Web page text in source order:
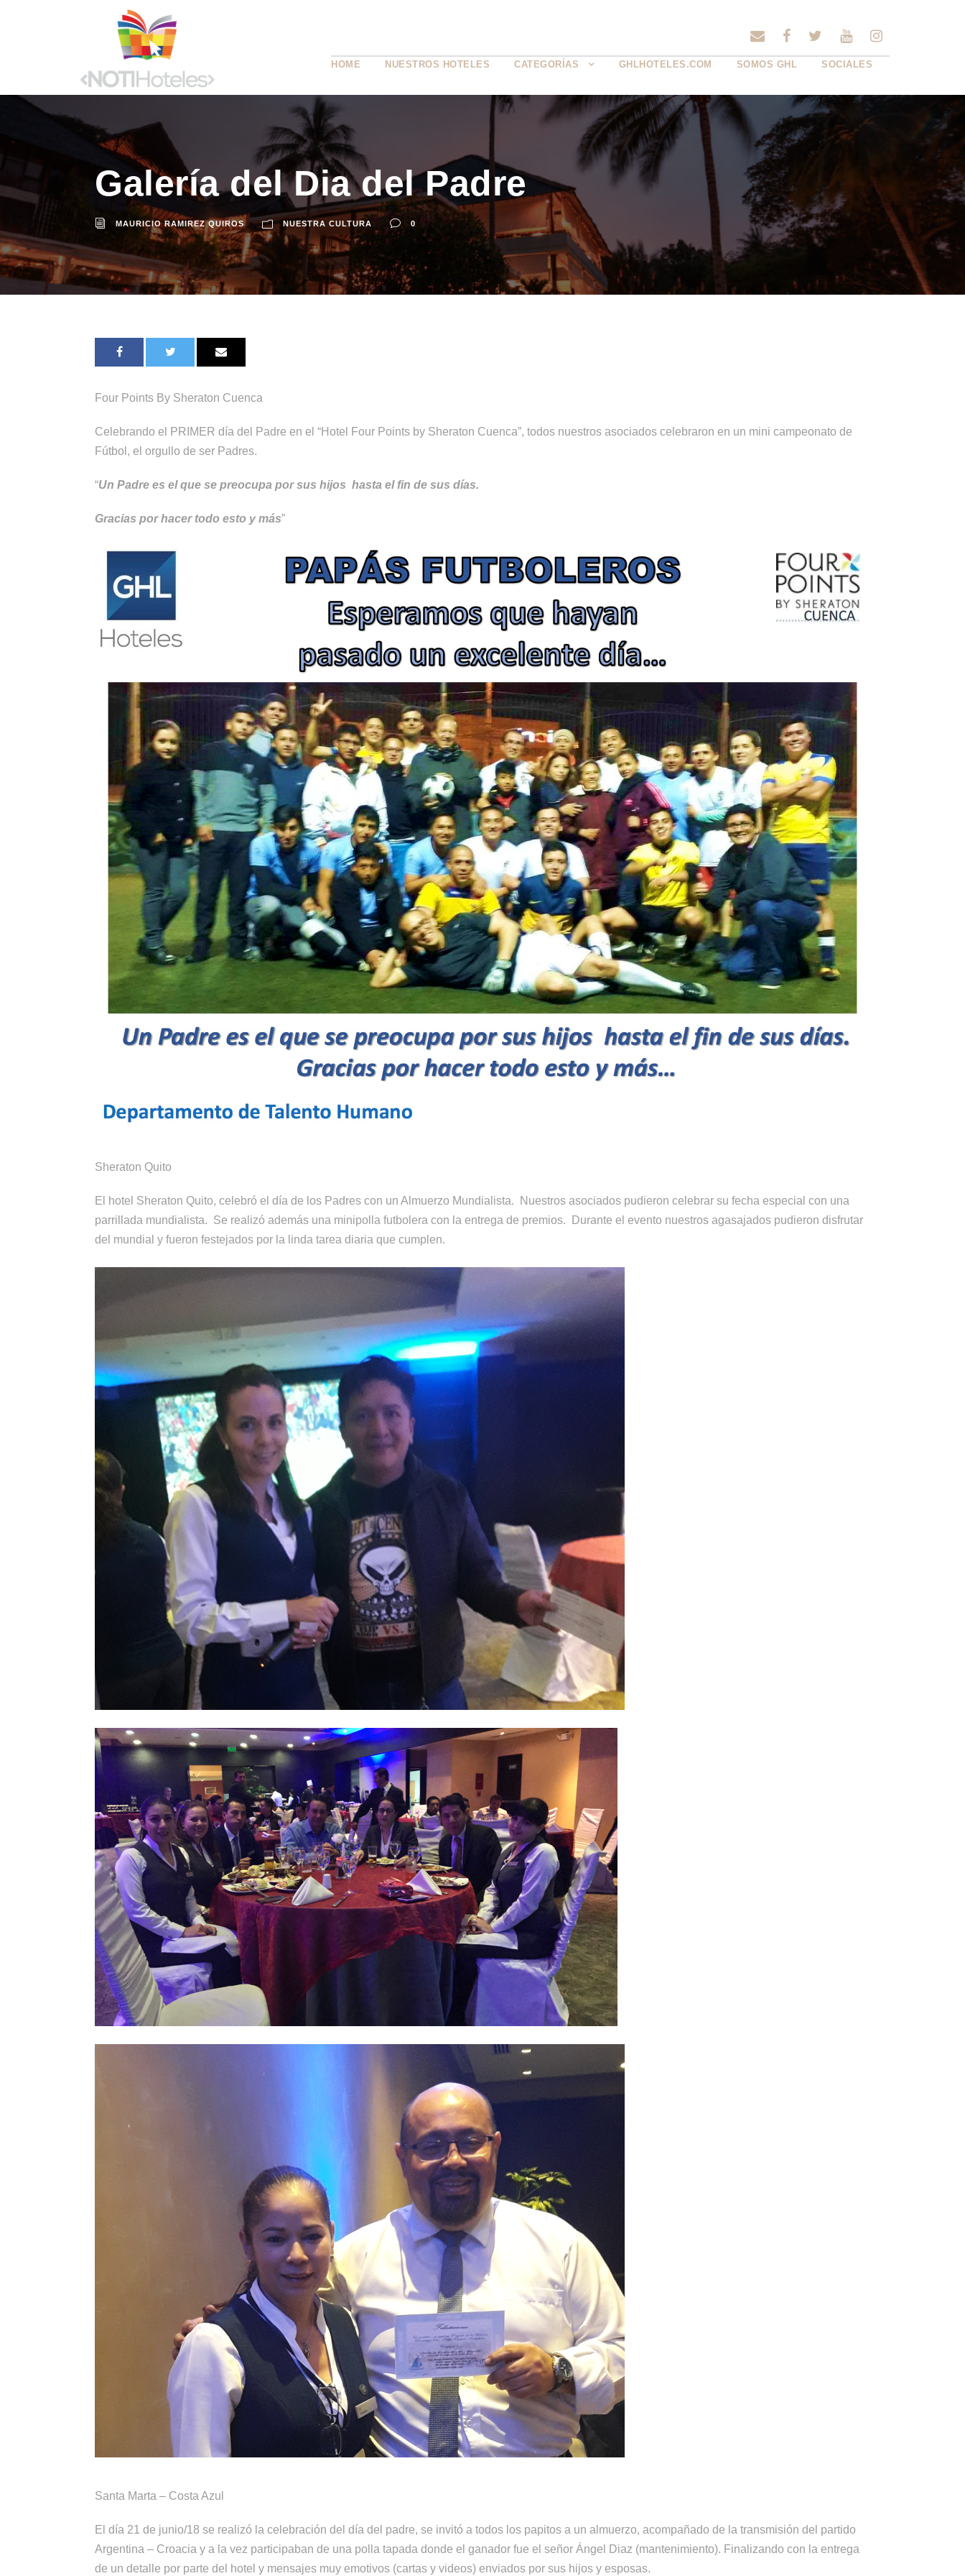
HOME NUESTROS HOTELES CATEGORÍAS GHLHOTELES.COM SOMOS GHL SOCIALES
Galería del Dia del Padre
MAURICIO RAMIREZ QUIROS NUESTRA CULTURA 0
Four Points By Sheraton Cuenca
Celebrando el PRIMER día del Padre en el “Hotel Four Points by Sheraton Cuenca”, todos nuestros asociados celebraron en un mini campeonato de
Fútbol, el orgullo de ser Padres.
“Un Padre es el que se preocupa por sus hijos hasta el fin de sus días.
Gracias por hacer todo esto y más”
Sheraton Quito
El hotel Sheraton Quito, celebró el día de los Padres con un Almuerzo Mundialista. Nuestros asociados pudieron celebrar su fecha especial con una
parrillada mundialista. Se realizó además una minipolla futbolera con la entrega de premios. Durante el evento nuestros agasajados pudieron disfrutar
del mundial y fueron festejados por la linda tarea diaria que cumplen.
Santa Marta – Costa Azul
El día 21 de junio/18 se realizó la celebración del día del padre, se invitó a todos los papitos a un almuerzo, acompañado de la transmisión del partido
Argentina – Croacia y a la vez participaban de una polla tapada donde el ganador fue el señor Ángel Diaz (mantenimiento). Finalizando con la entrega
de un detalle por parte del hotel y mensajes muy emotivos (cartas y videos) enviados por sus hijos y esposas.